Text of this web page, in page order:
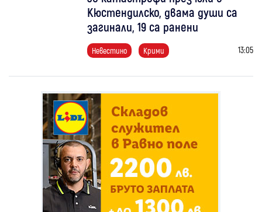
Кюстендилско, двама души са
загинали, 19 са ранени
Невестино Крими 13:05